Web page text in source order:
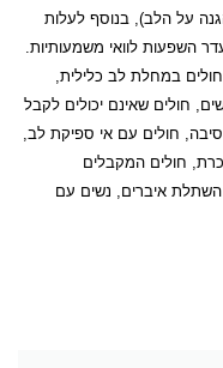
על הלב), בנוסף לעלות
השפעות לוואי משמעותיות.
במחלת לב כלילית,
חולים שאינם יכולים לקבל
סיבה, חולים עם אי ספיקת לב,
חולים המקבלים
השתלת איברים, נשים עם